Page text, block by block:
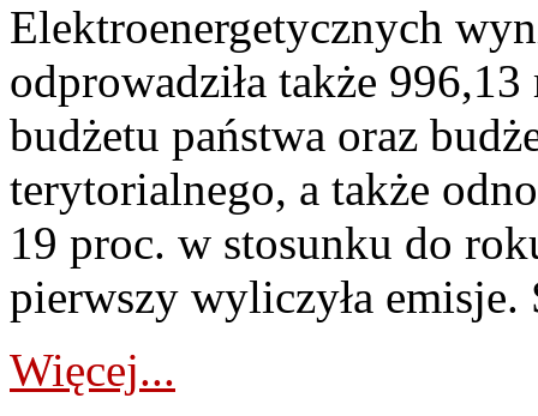
Elektroenergetycznych
odprowadziła także
budżetu państwa oraz
terytorialnego, a także
19 proc. w stosunku do
pierwszy wyliczyła emisje.
Więcej...